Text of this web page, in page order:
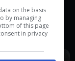
on the basis
by managing
of this page
in privacy